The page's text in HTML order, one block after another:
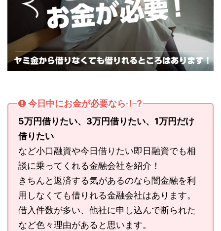
今日中にお金が必要なら！？
5万円借りたい、3万円借りたい、1万円だけ
借りたい
など小口融資や今日借りたい即日融資でも相
談に乗ってくれる金融会社を紹介！
きちんと返済する気があるのなら闇金融を利
用しなくても借りれる金融会社はあります。
借入件数が多い、他社に申し込んで断られた
など色々理由があると思います。